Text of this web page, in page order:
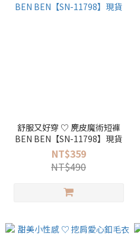
舒服又好穿 ♡ 麂皮魔術短褲
BEN BEN【SN-11798】現貨
NT$359
NT$490